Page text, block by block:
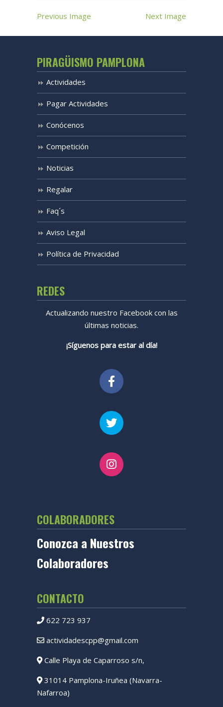
Previous Image Next Image
PIRAGÜISMO PAMPLONA
Actividades
Pagar Actividades
Conócenos
Competición
Noticias
Regalar
Faq´s
Aviso Legal
Política de Privacidad
REDES
Actualizando nuestro Facebook con las
últimas noticias.
¡Síguenos para estar al día!
COLABORADORES
Conozca a Nuestros
Colaboradores
CONTACTO
622 723 937
actividadescpp@gmail.com
Calle Playa de Caparroso s/n,
31014 Pamplona-Iruñea (Navarra-
Nafarroa)